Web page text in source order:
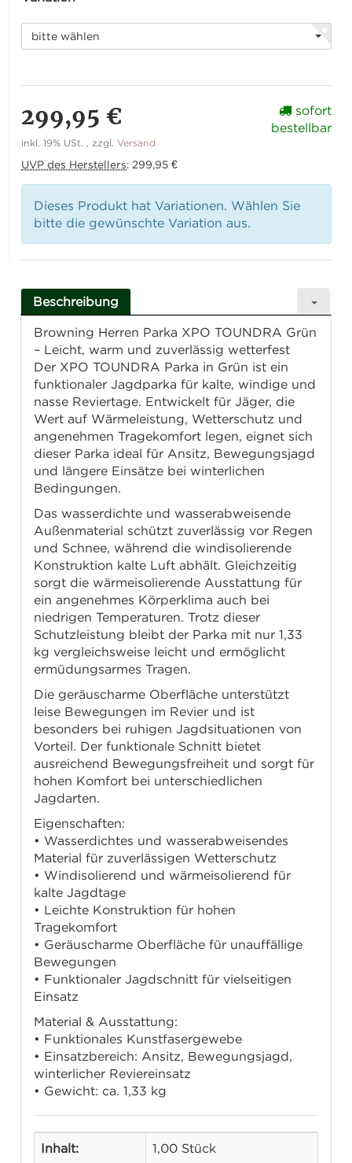
bitte wählen
299,95 €
inkl. 19% USt. , zzgl.Versand
UVP des Herstellers: 299,95 €
sofort
bestellbar
Dieses Produkt hat Variationen. Wählen Sie
bitte die gewünschte Variation aus.
Beschreibung
Browning Herren Parka XPO TOUNDRA Grün
– Leicht, warm und zuverlässig wetterfest
Der XPO TOUNDRA Parka in Grün ist ein
funktionaler Jagdparka für kalte, windige und
nasse Reviertage. Entwickelt für Jäger, die
Wert auf Wärmeleistung, Wetterschutz und
angenehmen Tragekomfort legen, eignet sich
dieser Parka ideal für Ansitz, Bewegungsjagd
und längere Einsätze bei winterlichen
Bedingungen.
Das wasserdichte und wasserabweisende
Außenmaterial schützt zuverlässig vor Regen
und Schnee, während die windisolierende
Konstruktion kalte Luft abhält. Gleichzeitig
sorgt die wärmeisolierende Ausstattung für
ein angenehmes Körperklima auch bei
niedrigen Temperaturen. Trotz dieser
Schutzleistung bleibt der Parka mit nur 1,33
kg vergleichsweise leicht und ermöglicht
ermüdungsarmes Tragen.
Die geräuscharme Oberfläche unterstützt
leise Bewegungen im Revier und ist
besonders bei ruhigen Jagdsituationen von
Vorteil. Der funktionale Schnitt bietet
ausreichend Bewegungsfreiheit und sorgt für
hohen Komfort bei unterschiedlichen
Jagdarten.
Eigenschaften:
• Wasserdichtes und wasserabweisendes
Material für zuverlässigen Wetterschutz
• Windisolierend und wärmeisolierend für
kalte Jagdtage
• Leichte Konstruktion für hohen
Tragekomfort
• Geräuscharme Oberfläche für unauffällige
Bewegungen
• Funktionaler Jagdschnitt für vielseitigen
Einsatz
Material & Ausstattung:
• Funktionales Kunstfasergewebe
• Einsatzbereich: Ansitz, Bewegungsjagd,
winterlicher Reviereinsatz
• Gewicht: ca. 1,33 kg
Inhalt: 1,00 Stück